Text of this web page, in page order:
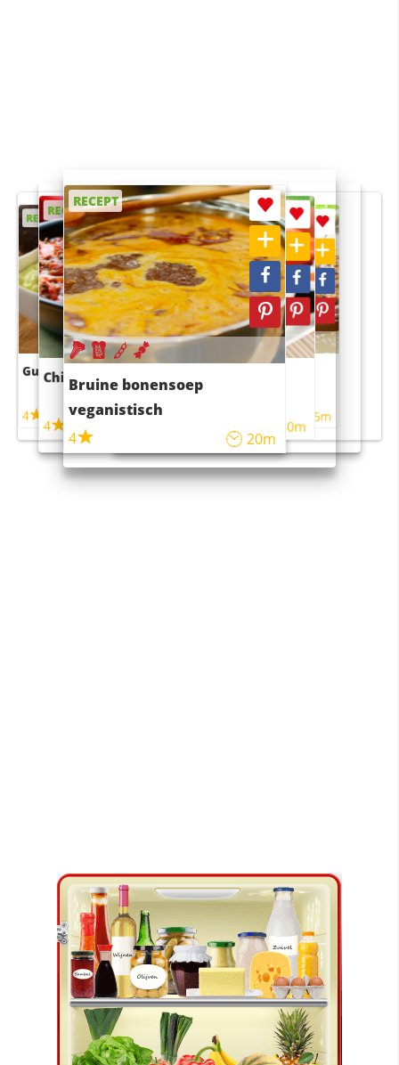
RECEPT
Guacamole
4
RECEPT
Chili con carne
4 45m
RECEPT
Bruine bonensoep
veganistisch
4
20m
RECEPT
Sushi rijstsalade
maaltijdsalade
40m
RECEPT
4 55m